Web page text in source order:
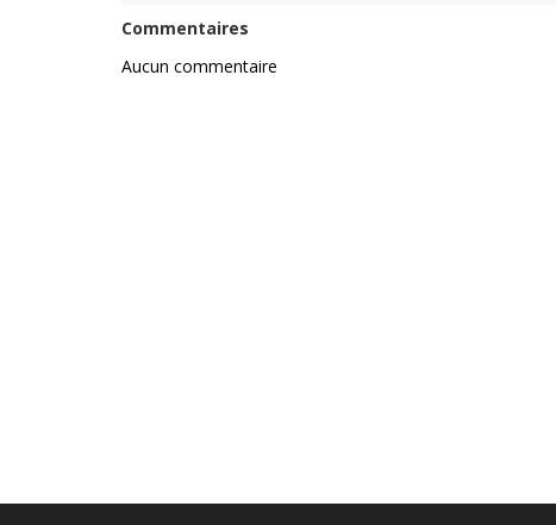
Commentaires
Aucun commentaire